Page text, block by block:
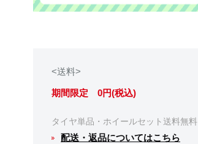
<送料>
期間限定 0円(税込)
タイヤ単品・ホイールセット送料無料
配送・返品についてはこちら